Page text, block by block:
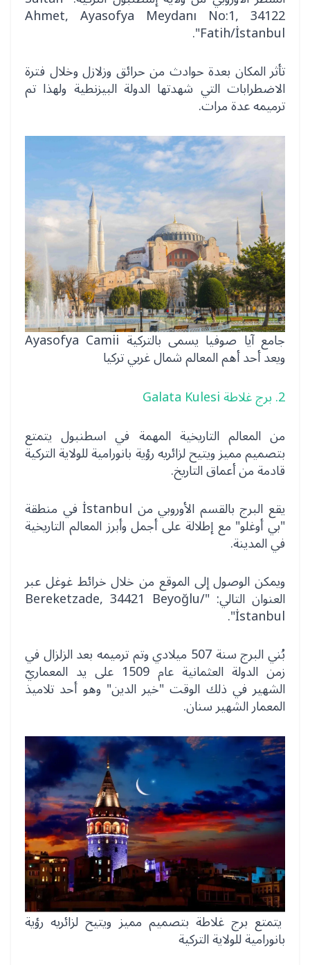
Ahmet, Ayasofya Meydanı No:1, 34122
Fatih/İstanbul".
تأثر المكان بعدة حوادث من حرائق وزلازل وخلال فترة
الاضطرابات التي شهدتها الدولة البيزنطية ولهذا تم
ترميمه عدة مرات.
جامع آيا صوفيا يسمى بالتركية Ayasofya Camii
ويعد أحد أهم المعالم شمال غربي تركيا
2. برج غلاطة Galata Kulesi
من المعالم التاريخية المهمة في اسطنبول يتمتع
بتصميم مميز ويتيح لزائريه رؤية بانورامية للولاية التركية
قادمة من أعماق التاريخ.
يقع البرج بالقسم الأوروبي من İstanbul في منطقة
"بي أوغلو" مع إطلالة على أجمل وأبرز المعالم التاريخية
في المدينة.
ويمكن الوصول إلى الموقع من خلال خرائط غوغل عبر
العنوان التالي: "Bereketzade, 34421 Beyoğlu/
İstanbul".
بُني البرج سنة 507 ميلادي وتم ترميمه بعد الزلزال في
زمن الدولة العثمانية عام 1509 على يد المعماريّ
الشهير في ذلك الوقت "خير الدين" وهو أحد تلاميذ
المعمار الشهير سنان.
يتمتع برج غلاطة بتصميم مميز ويتيح لزائريه رؤية
بانورامية للولاية التركية